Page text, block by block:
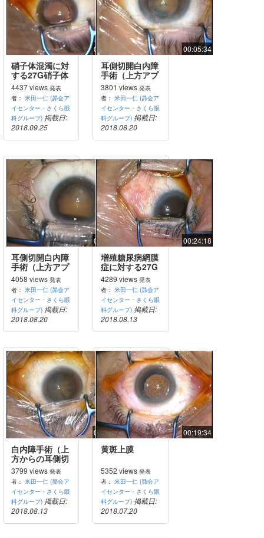
00:15:57
硝子体混濁に対
する27G硝子体
手術
4437 views 発表
者： 米田一仁 (昴会ア
イセンター・さくら眼
科グループ) 掲載日:
2018.09.25
00:05:34
耳側切開白内障
手術（上方アプ
ローチ、右眼）
3801 views 発表
者：米田一仁 (昴会ア
イセンター・さくら眼
科グループ) 掲載日:
2018.08.20
00:05:20
耳側切開白内障
手術（上方アプ
ローチ、左眼）
4058 views 発表
者： 米田一仁 (昴会ア
イセンター・さくら眼
科グループ) 掲載日:
2018.08.20
00:24:18
増殖糖尿病網膜
症に対する27G
硝子体手術
4289 views 発表
者：米田一仁 (昴会ア
イセンター・さくら眼
科グループ) 掲載日:
2018.08.13
00:05:34
白内障手術（上
方からの耳側切
開）
3799 views 発表
者： 米田一仁 (昴会ア
イセンター・さくら眼
科グループ) 掲載日:
2018.08.13
00:19:34
黄斑上膜
5352 views 発表
者：米田一仁 (昴会ア
イセンター・さくら眼
科グループ) 掲載日:
2018.07.20